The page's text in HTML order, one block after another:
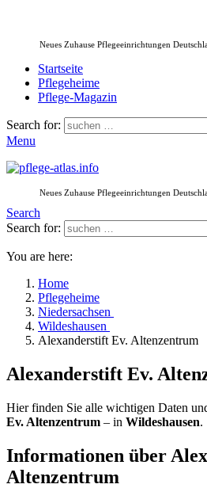
Neues Zuhause Pflegeeinrichtungen
Startseite
Pflegeheime
Pflege-Magazin
Search for:
Menu
Neues Zuhause Pflegeeinrichtungen
Search
Search for:
You are here:
Home
Pflegeheime
Niedersachsen
Wildeshausen
Alexanderstift Ev. Altenzentrum
Alexanderstift Ev.
Hier finden Sie alle wichtigen Daten
Ev. Altenzentrum – in Wildeshausen.
Informationen über
Altenzentrum